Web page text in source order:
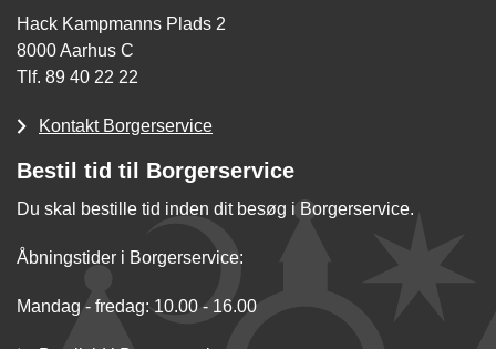
Hack Kampmanns Plads 2
8000 Aarhus C
Tlf. 89 40 22 22
Kontakt Borgerservice
Bestil tid til Borgerservice
Du skal bestille tid inden dit besøg i Borgerservice.
Åbningstider i Borgerservice:
Mandag - fredag: 10.00 - 16.00